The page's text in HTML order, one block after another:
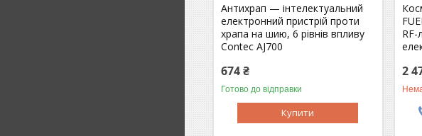
Антихрап — інтелектуальний
електронний пристрій проти
храпа на шию, 6 рівнів впливу
Contec AJ700
674 ₴
Готово до відправки
Купити
2